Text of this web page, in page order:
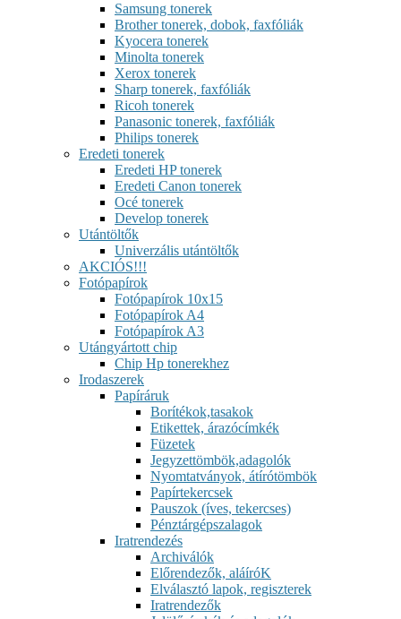
Samsung tonerek
Brother tonerek, dobok, faxfóliák
Kyocera tonerek
Minolta tonerek
Xerox tonerek
Sharp tonerek, faxfóliák
Ricoh tonerek
Panasonic tonerek, faxfóliák
Philips tonerek
Eredeti tonerek
Eredeti HP tonerek
Eredeti Canon tonerek
Océ tonerek
Develop tonerek
Utántöltők
Univerzális utántöltők
AKCIÓS!!!
Fotópapírok
Fotópapírok 10x15
Fotópapírok A4
Fotópapírok A3
Utángyártott chip
Chip Hp tonerekhez
Irodaszerek
Papíráruk
Borítékok,tasakok
Etikettek, árazócímkék
Füzetek
Jegyzettömbök,adagolók
Nyomtatványok, átírótömbök
Papírtekercsek
Pauszok (íves, tekercses)
Pénztárgépszalagok
Iratrendezés
Archiválók
Előrendezők, aláíróK
Elválasztó lapok, regiszterek
Iratrendezők